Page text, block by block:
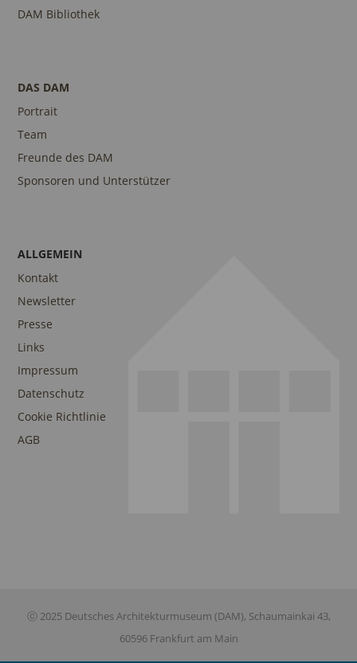
DAM Bibliothek
DAS DAM
Portrait
Team
Freunde des DAM
Sponsoren und Unterstützer
ALLGEMEIN
Kontakt
Newsletter
Presse
Links
Impressum
Datenschutz
Cookie Richtlinie
AGB
ⓒ 2025 Deutsches Architekturmuseum (DAM), Schaumainkai 43,
60596 Frankfurt am Main